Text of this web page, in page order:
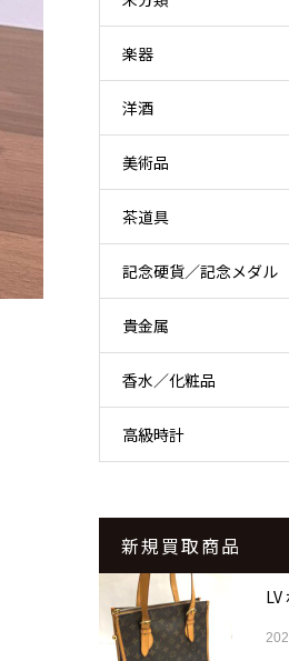
楽器
洋酒
美術品
茶道具
記念硬貨／記念メダル
貴金属
香水／化粧品
高級時計
新規買取商品
LV